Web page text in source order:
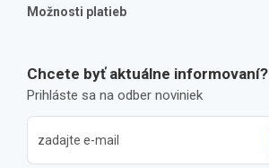
Možnosti platieb
Chcete byť aktuálne informovaní?
Prihláste sa na odber noviniek